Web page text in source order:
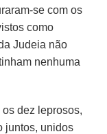
se com os
como
Judeia não
nenhuma
dez leprosos,
juntos, unidos